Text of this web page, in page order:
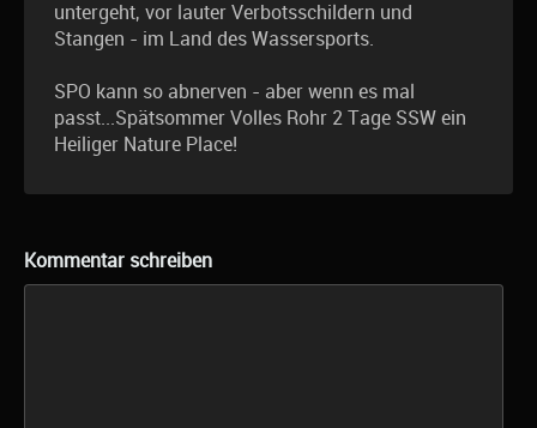
untergeht, vor lauter Verbotsschildern und
Stangen - im Land des Wassersports.
SPO kann so abnerven - aber wenn es mal
passt...Spätsommer Volles Rohr 2 Tage SSW ein
Heiliger Nature Place!
Kommentar schreiben